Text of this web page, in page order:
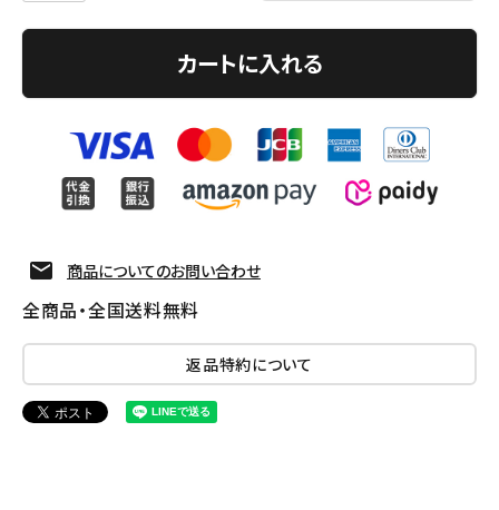
Follow usカートに入れる
商品についてのお問い合わせ
全商品・全国送料無料
返品特約について